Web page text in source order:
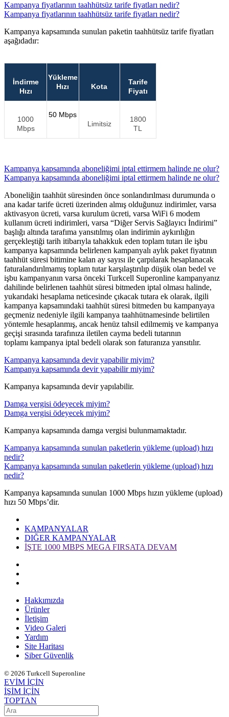
Kampanya fiyatlarının taahhütsüz tarife fiyatları nedir?
Kampanya fiyatlarının taahhütsüz tarife fiyatları nedir?
Kampanya kapsamında sunulan paketin taahhütsüz tarife fiyatları
aşağıdadır: ​
​İndirme
Hızı
Yükleme
Hızı
​Kota
​Tarife
Fiyatı
1000
Mbps
50 Mbps
Limitsiz
1800
TL
Kampanya kapsamında aboneliğimi iptal ettirmem halinde ne olur?
Kampanya kapsamında aboneliğimi iptal ettirmem halinde ne olur?
Aboneliğin taahhüt süresinden önce sonlandırılması durumunda o
ana kadar tarife ücreti üzerinden almış olduğunuz indirimler, varsa
aktivasyon ücreti, varsa kurulum ücreti, varsa WiFi 6 modem
kullanım ücreti indirimleri, varsa “Diğer Servis Sağlayıcı İndirimi”
başlığı altında tarafıma yansıtılmış olan indirimin aykırılığın
gerçekleştiği tarih itibarıyla tahakkuk eden toplam tutarı ile işbu
kampanya kapsamında belirlenen kampanyalı aylık paket fiyatının
taahhüt süresi bitimine kalan ay sayısı ile çarpılarak hesaplanacak
faturalandırılmamış toplam tutar karşılaştırılıp düşük olan bedel ve
işbu kampanyanın varsa önceki Turkcell Superonline kampanyanız
dahilinde belirlenen taahhüt süresi bitmeden iptal olması halinde,
yukarıdaki hesaplama neticesinde çıkacak tutara ek olarak, ilgili
kampanya kapsamındaki taahhüt süresi bitmeden bu kampanyaya
geçmeniz nedeniyle ilgili kampanya taahhütnamesinde belirtilen
yöntemle hesaplanmış, ancak henüz tahsil edilmemiş ve kampanya
geçişi sırasında tarafınıza iletilen cayma bedeli tutarının
toplamı kampanya iptal bedeli olarak son faturanıza yansıtılır.​​
Kampanya kapsamında devir yapabilir miyim?
Kampanya kapsamında devir yapabilir miyim?
Kampanya kapsamında devir yapılabilir.​​
Damga vergisi ödeyecek miyim?
Damga vergisi ödeyecek miyim?
Kampanya kapsamında damga vergisi bulunmamaktadır.​​
Kampanya kapsamında sunulan paketlerin yükleme (upload) hızı
nedir?
Kampanya kapsamında sunulan paketlerin yükleme (upload) hızı
nedir?
Kampan​ya kapsamında sunulan 1000 Mbps hızın yükleme (upload)
hızı 50 Mbps’dir.​​
KAMPANYALAR
DIĞER KAMPANYALAR
İŞTE 1000 MBPS MEGA FIRSATA DEVAM
Hakkımızda
Ürünler
İletişim
Video Galeri
Yardım
Site Haritası
Siber Güvenlik
© 2026 Turkcell Superonline
EVİM İÇİN
İŞİM İÇİN
TOPTAN